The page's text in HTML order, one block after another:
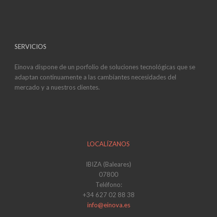
SERVICIOS
Einova dispone de un porfolio de soluciones tecnológicas que se
adaptan continuamente a las cambiantes necesidades del
mercado y a nuestros clientes.
LOCALÍZANOS
IBIZA (Baleares)
07800
Teléfono:
+34 627 02 88 38
info@einova.es